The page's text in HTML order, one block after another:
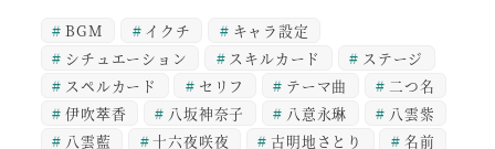
BGM イクチ
キャラ設定
シチュエーション
スキルカード
ステージ
スペルカード
セリフ テーマ曲
二つ名
伊吹萃香
八坂神奈子 八意永琳
八雲紫
八雲藍
十六夜咲夜 古明地さとり
名前